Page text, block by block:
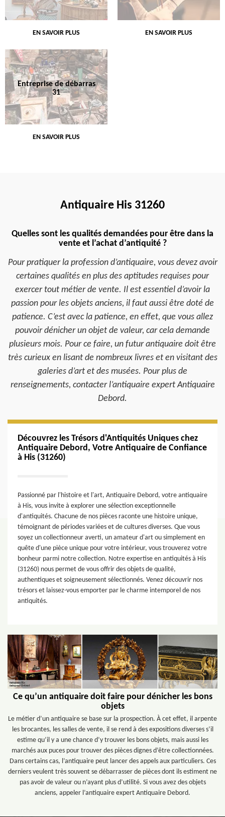
EN SAVOIR PLUS EN SAVOIR PLUS
Entreprise de débarras
31
EN SAVOIR PLUS
Antiquaire His 31260
Quelles sont les qualités demandées pour être dans la
vente et l’achat d’antiquité ?
Pour pratiquer la profession d’antiquaire, vous devez avoir
certaines qualités en plus des aptitudes requises pour
exercer tout métier de vente. Il est essentiel d’avoir la
passion pour les objets anciens, il faut aussi être doté de
patience. C’est avec la patience, en effet, que vous allez
pouvoir dénicher un objet de valeur, car cela demande
plusieurs mois. Pour ce faire, un futur antiquaire doit être
très curieux en lisant de nombreux livres et en visitant des
galeries d’art et des musées. Pour plus de
renseignements, contacter l’antiquaire expert Antiquaire
Debord.
Découvrez les Trésors d'Antiquités Uniques chez
Antiquaire Debord, Votre Antiquaire de Confiance
à His (31260)
Passionné par l'histoire et l'art, Antiquaire Debord, votre antiquaire
à His, vous invite à explorer une sélection exceptionnelle
d'antiquités. Chacune de nos pièces raconte une histoire unique,
témoignant de périodes variées et de cultures diverses. Que vous
soyez un collectionneur averti, un amateur d'art ou simplement en
quête d'une pièce unique pour votre intérieur, vous trouverez votre
bonheur parmi notre collection. Notre expertise en antiquités à His
(31260) nous permet de vous offrir des objets de qualité,
authentiques et soigneusement sélectionnés. Venez découvrir nos
trésors et laissez-vous emporter par le charme intemporel de nos
antiquités.
Ce qu’un antiquaire doit faire pour dénicher les bons
objets
Le métier d’un antiquaire se base sur la prospection. À cet effet, il arpente
les brocantes, les salles de vente, il se rend à des expositions diverses s’il
estime qu’il y a une chance d’y trouver les bons objets, mais aussi les
marchés aux puces pour trouver des pièces dignes d’être collectionnées.
Dans certains cas, l’antiquaire peut lancer des appels aux particuliers. Ces
derniers veulent très souvent se débarrasser de pièces dont ils estiment ne
pas avoir de valeur ou n’ayant plus d’utilité. Si vous avez des objets
anciens, appeler l’antiquaire expert Antiquaire Debord.